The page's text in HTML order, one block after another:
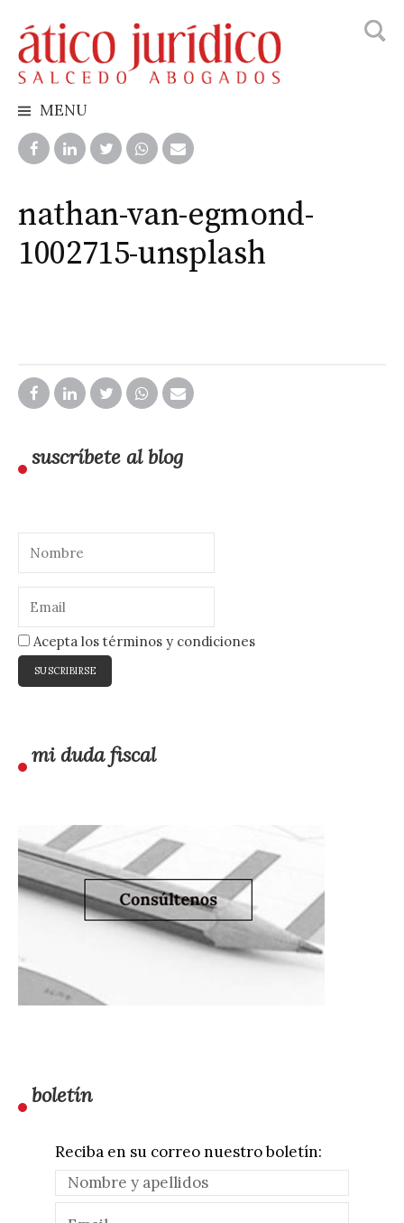
to
content
MENU
nathan-van-egmond-
1002715-unsplash
suscríbete al blog
Acepta los términos y condiciones
mi duda fiscal
boletín
Reciba en su correo nuestro boletín: